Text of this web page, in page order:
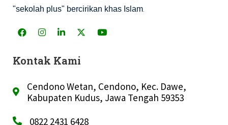
"sekolah plus" bercirikan khas Islam
Kontak Kami
Cendono Wetan, Cendono, Kec. Dawe,
Kabupaten Kudus, Jawa Tengah 59353
0822 2431 6428